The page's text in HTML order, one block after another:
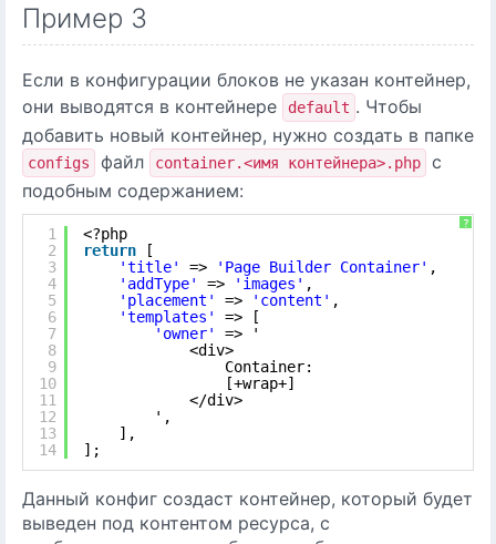
Пример 3
Если в конфигурации блоков не указан контейнер,
они выводятся в контейнере
default . Чтобы
добавить новый контейнер, нужно создать в папке
configs файл container.<имя контейнера>.php
с
подобным содержанием:
?
1
2
3
4
5
6
7
8
9
10
11
12
13
14
<?php
return
[
'title'
=> 'Page Builder Container' ,
'addType'
=> 'images' ,
'placement'
=> 'content' ,
'templates'
=> [
'owner'
=> '
<div>
Container:
[+wrap+]
</div>
',
],
];
Данный конфиг создаст контейнер, который будет
выведен под контентом ресурса, с